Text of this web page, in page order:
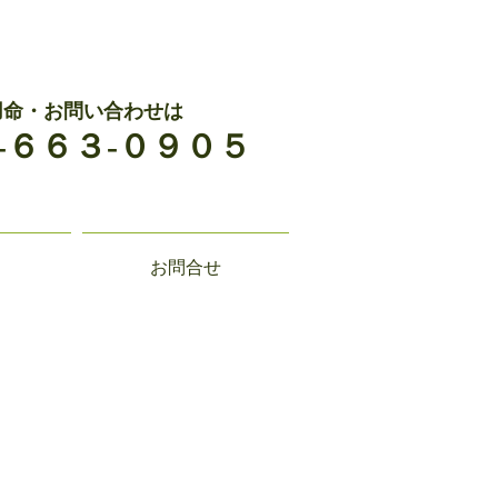
・お問い合わせは
６３-０９０５
お問合せ